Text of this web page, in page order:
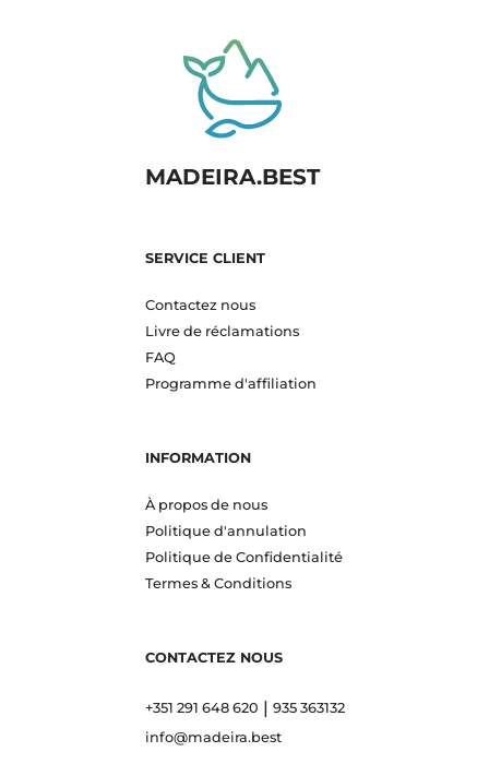
MADEIRA.BEST
SERVICE CLIENT
Contactez nous
Livre de réclamations
FAQ
Programme d'affiliation
INFORMATION
À propos de nous
Politique d'annulation
Politique de Confidentialité
Termes & Conditions
CONTACTEZ NOUS
+351 291 648 620 | 935 363132
info@madeira.best